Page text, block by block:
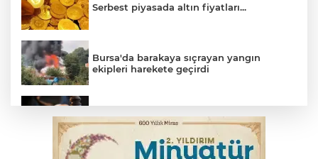
Serbest piyasada altın fiyatları...
Bursa'da barakaya sıçrayan yangın
ekipleri harekete geçirdi
Yargıtay’dan primle çalışanlara müjde